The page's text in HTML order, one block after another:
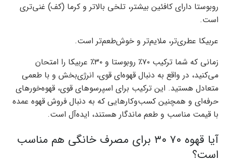
روبوستا دارای کافئین بیشتر، تلخی بالاتر و کرما (کف) غنی‌تری
است.
عربیکا عطری‌تر، ملایم‌تر و خوش‌طعم‌تر است.
زمانی که شما ترکیب ۷۰٪ روبوستا و ۳۰٪ عربیکا را امتحان
می‌کنید، در واقع به دنبال قهوه‌ای قوی، انرژی‌بخش و با طعمی
متعادل هستید. این ترکیب برای اسپرسوهای قوی، قهوه‌خورهای
حرفه‌ای و همچنین کسب‌وکارهایی که به دنبال فروش قهوه عمده
با قیمت مناسب و طعم ماندگار هستند، ایده‌آل است.
آیا قهوه ۷۰ ۳۰ برای مصرف خانگی هم مناسب
است؟